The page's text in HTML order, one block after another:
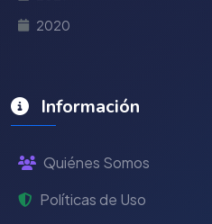
2020
Información
Quiénes Somos
Políticas de Uso